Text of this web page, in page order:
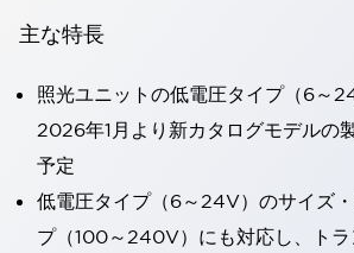
主な特長
照光ユニットの低電圧タイプ（6～
2026年1月より新カタログモデルの
予定
低電圧タイプ（6～24V）のサイズ
プ（100～240V）にも対応し、ト